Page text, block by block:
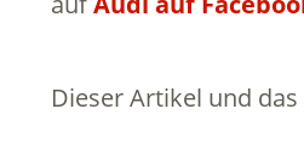
Dieser Artikel und